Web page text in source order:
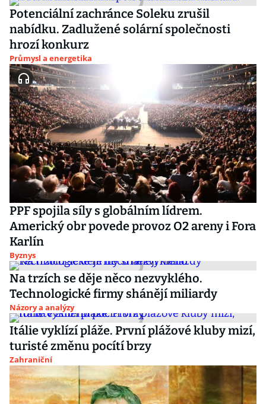
Potenciální zachránce Soleku zrušil
nabídku. Zadlužené solární společnosti
hrozí konkurz
Průmysl a energetika
PPF spojila síly s globálním lídrem.
Americký obr povede provoz O2 areny i Fora
Karlín
Byznys
Na trzích se děje něco nezvyklého.
Technologické firmy shánějí miliardy
Názory a analýzy
Itálie vyklízí pláže. První plážové kluby mizí,
turisté změnu pocítí brzy
Zahraniční